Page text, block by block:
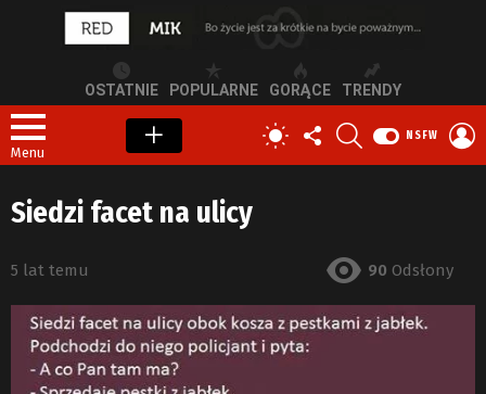
OSTATNIE POPULARNE GORĄCE TRENDY
Menu
PRZEŁĄCZ
SKÓRKĘ
OBSERWUJ
NAS
NSFW
Siedzi facet na ulicy
5 lat temu 90 Odsłony